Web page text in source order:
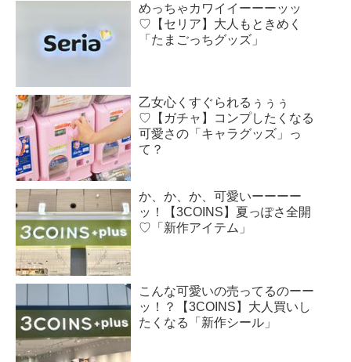
めっちゃカワイイーーーッッ
♡【セリア】大人もときめく
「たまごっちグッズ」
乙女心くすぐられるぅぅぅ
♡【ガチャ】コンプしたくなる
可愛さの「キャラグッズ」っ
て？
か、か、か、可愛いーーーー
ッ！【3COINS】夏っぽさ全開
♡「新作アイテム」
こんな可愛いの売ってるのーー
ッ！？【3COINS】大人買いし
たくなる「新作シール」